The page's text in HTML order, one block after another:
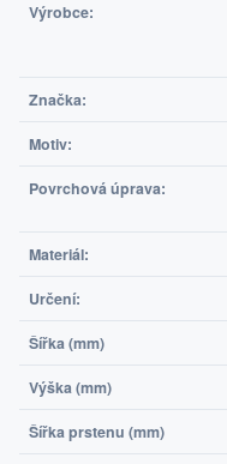
Výrobce:
Značka:
Motiv:
Povrchová úprava:
Materiál:
Určení:
Šířka (mm)
Výška (mm)
Šířka prstenu (mm)